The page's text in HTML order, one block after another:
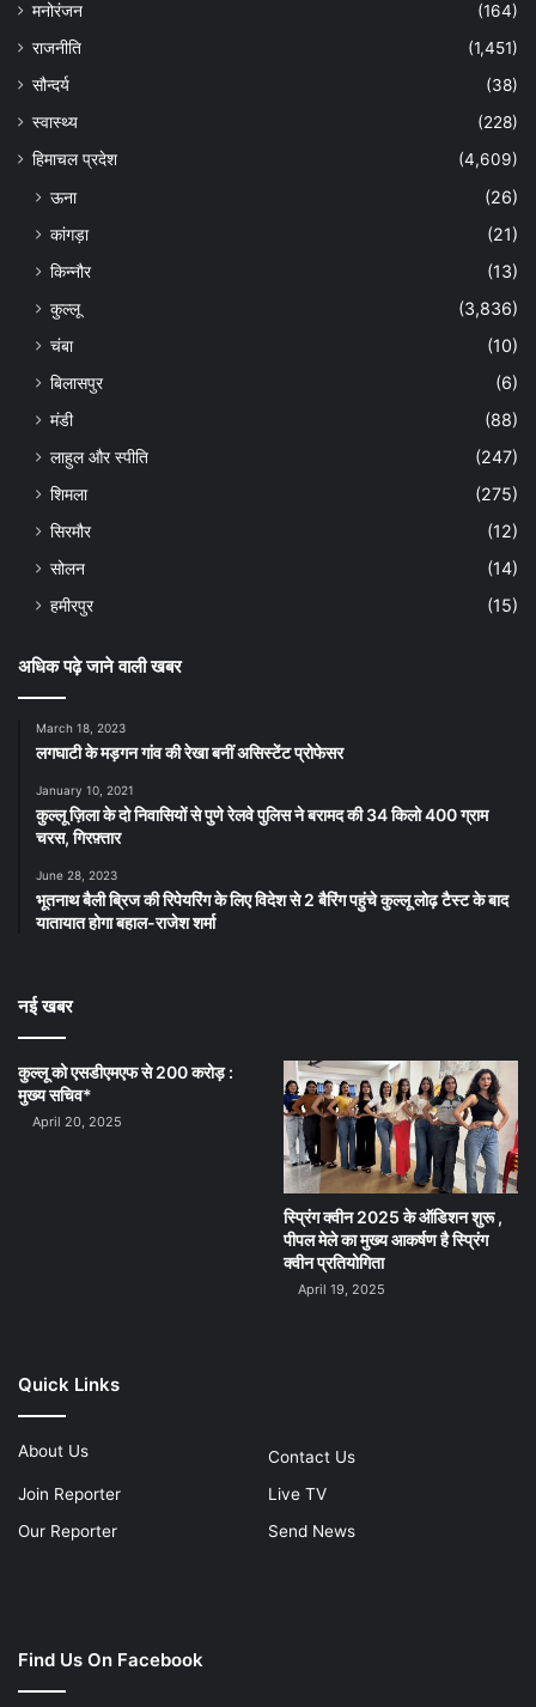
मनोरंजन
(164)
राजनीति
(1,451)
सौन्दर्य
(38)
स्वास्थ्य
(228)
हिमाचल प्रदेश
(4,609)
ऊना
(26)
कांगड़ा
(21)
किन्नौर
(13)
कुल्लू
(3,836)
चंबा
(10)
बिलासपुर
(6)
मंडी
(88)
लाहुल और स्पीति
(247)
शिमला
(275)
सिरमौर
(12)
सोलन
(14)
हमीरपुर
(15)
अधिक पढ़े जाने वाली खबर
March 18, 2023
लगघाटी के मड़गन गांव की रेखा बनीं असिस्टेंट प्रोफेसर
January 10, 2021
कुल्लू ज़िला के दो निवासियों से पुणे रेलवे पुलिस ने बरामद की 34 किलो 400 ग्राम
चरस, गिरफ़्तार
June 28, 2023
भूतनाथ बैली ब्रिज की रिपेयरिंग के लिए विदेश से 2 बैरिंग पहुंचे कुल्लू लोढ़ टैस्ट के बाद
यातायात होगा बहाल-राजेश शर्मा
नई खबर
कुल्लू को एसडीएमएफ से 200 करोड़ :
मुख्य सचिव*
April 20, 2025
स्प्रिंग क्वीन 2025 के ऑडिशन शुरू ,
पीपल मेले का मुख्य आकर्षण है स्प्रिंग
क्वीन प्रतियोगिता
April 19, 2025
Quick Links
About Us
Contact Us
Join Reporter
Live TV
Our Reporter
Send News
Find Us On Facebook